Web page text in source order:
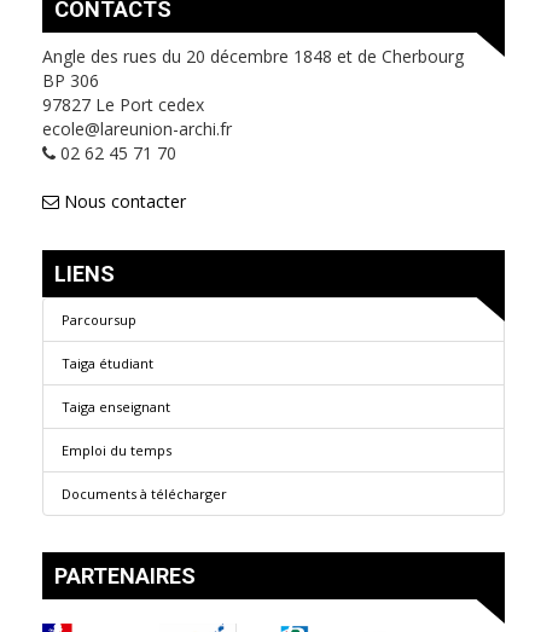
CONTACTS
Angle des rues du 20 décembre 1848 et de Cherbourg
BP 306
97827 Le Port cedex
ecole@lareunion-archi.fr
02 62 45 71 70
Nous contacter
LIENS
Parcoursup
Taiga étudiant
Taiga enseignant
Emploi du temps
Documents à télécharger
PARTENAIRES